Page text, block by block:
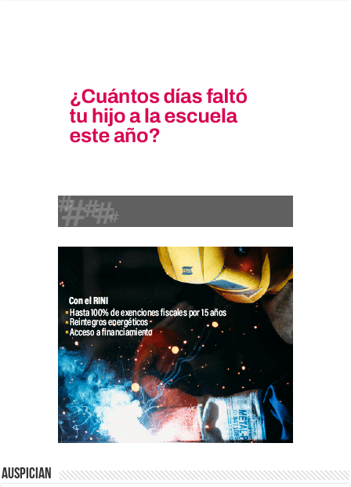
Auspician